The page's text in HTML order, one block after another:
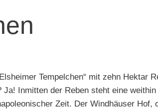
Tempelchen“ mit zehn Hektar
Inmitten der Reben steht eine
Zeit. Der Windhäuser